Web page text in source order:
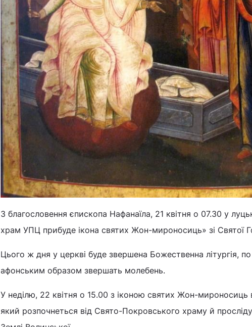
З благословення єпископа Нафанаїла, 21 квітня о 07.30 у
храм УПЦ прибуде ікона святих Жон-мироносиць» зі Святої
Цього ж дня у церкві буде звершена Божественна літургія,
афонським образом звершать молебень.
У неділю, 22 квітня о 15.00 з іконою святих Жон-мироносиць
який розпочнеться від Свято-Покровського храму й